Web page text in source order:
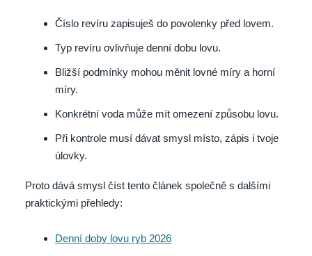
Číslo revíru zapisuješ do povolenky před lovem.
Typ revíru ovlivňuje denní dobu lovu.
Bližší podmínky mohou měnit lovné míry a horní
míry.
Konkrétní voda může mít omezení způsobu lovu.
Při kontrole musí dávat smysl místo, zápis i tvoje
úlovky.
Proto dává smysl číst tento článek společně s dalšími
praktickými přehledy:
Denní doby lovu ryb 2026